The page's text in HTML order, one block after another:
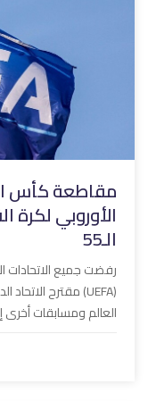
مقاطعة كأس
الـ55
رفضت جميع الاتحادات
العالم ومسابقات